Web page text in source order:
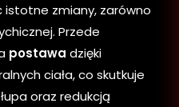
zmiany, zarówno
Przede
postawa dzięki
ciała, co skutkuje
oraz redukcją